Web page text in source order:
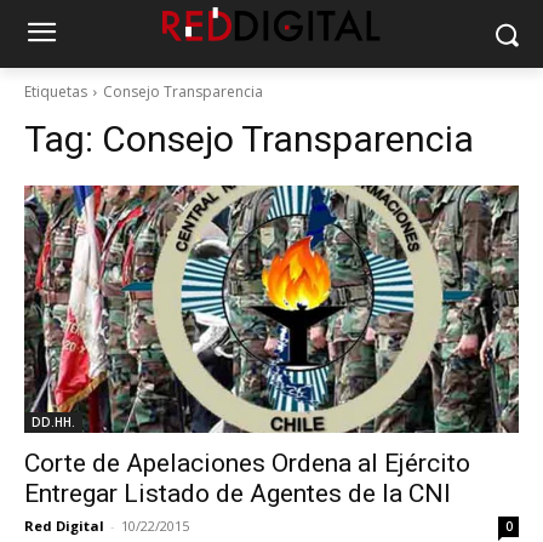
Etiquetas Consejo Transparencia
Tag: Consejo Transparencia
DD.HH.
Corte de Apelaciones Ordena al Ejército
Entregar Listado de Agentes de la CNI
Red Digital - 10/22/2015 0